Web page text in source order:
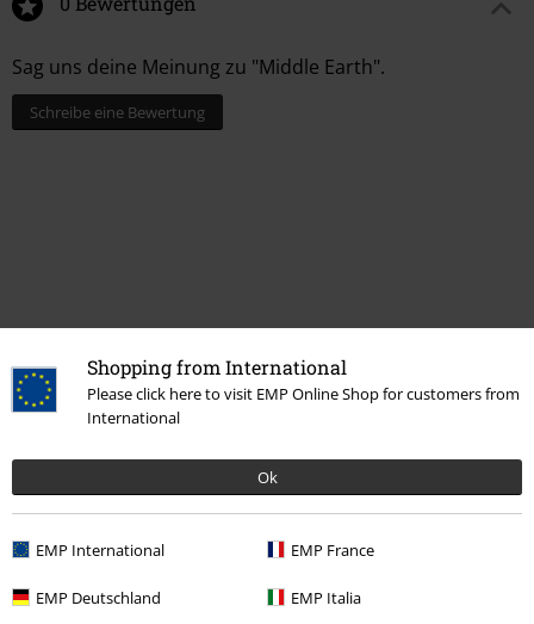
Shopping from International
Please click here to visit EMP Online Shop for customers from
International
Ok
EMP International EMP France
EMP Deutschland EMP Italia
Sag uns deine Meinung zu "Middle Earth".
Schreibe eine Bewertung
Zuletzt angesehene Artikel